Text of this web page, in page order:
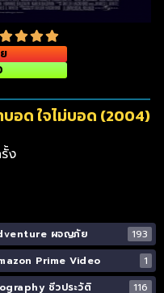
อด ใจไม่บอด (2004)
ง
ผจญภัย
193
Prime Video
1
ชีวประวัติ 116